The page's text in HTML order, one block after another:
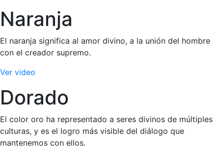
Naranja
El naranja significa al amor divino, a la unión del hombre
con el creador supremo.
Ver video
Dorado
El color oro ha representado a seres divinos de múltiples
culturas, y es el logro más visible del diálogo que
mantenemos con ellos.